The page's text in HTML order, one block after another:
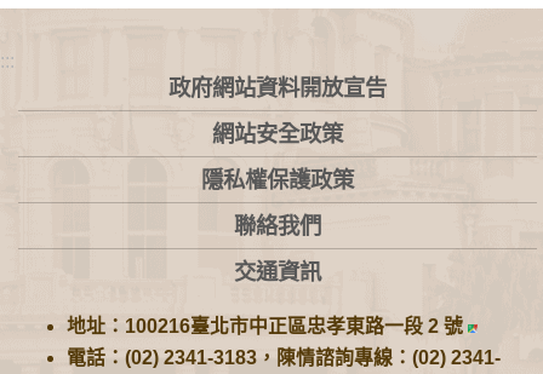
:::
政府網站資料開放宣告
網站安全政策
隱私權保護政策
聯絡我們
交通資訊
地址：100216臺北市中正區忠孝東路一段 2 號
電話：(02) 2341-3183，陳情諮詢專線：(02) 2341-